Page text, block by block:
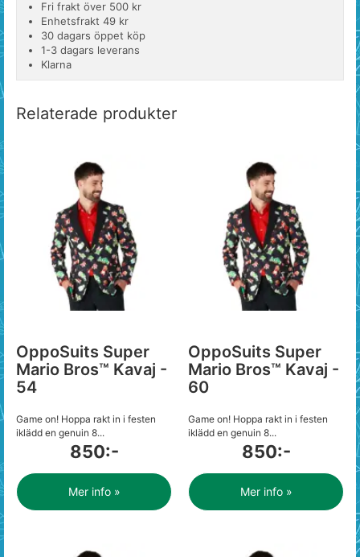
Fri frakt över 500 kr
Enhetsfrakt 49 kr
30 dagars öppet köp
1-3 dagars leverans
Klarna
Relaterade produkter
OppoSuits Super
Mario Bros™ Kavaj -
54
Game on! Hoppa rakt in i festen
iklädd en genuin 8...
850:-
Mer info »
OppoSuits Super
Mario Bros™ Kavaj -
60
Game on! Hoppa rakt in i festen
iklädd en genuin 8...
850:-
Mer info »